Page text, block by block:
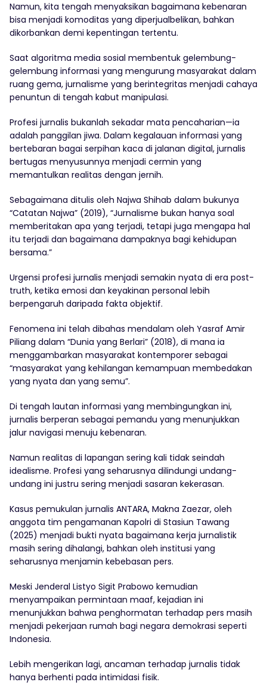
Namun, kita tengah menyaksikan bagaimana kebenaran
bisa menjadi komoditas yang diperjualbelikan, bahkan
dikorbankan demi kepentingan tertentu.
Saat algoritma media sosial membentuk gelembung-
gelembung informasi yang mengurung masyarakat dalam
ruang gema, jurnalisme yang berintegritas menjadi cahaya
penuntun di tengah kabut manipulasi.
Profesi jurnalis bukanlah sekadar mata pencaharian—ia
adalah panggilan jiwa. Dalam kegalauan informasi yang
bertebaran bagai serpihan kaca di jalanan digital, jurnalis
bertugas menyusunnya menjadi cermin yang
memantulkan realitas dengan jernih.
Sebagaimana ditulis oleh Najwa Shihab dalam bukunya
“Catatan Najwa” (2019), “Jurnalisme bukan hanya soal
memberitakan apa yang terjadi, tetapi juga mengapa hal
itu terjadi dan bagaimana dampaknya bagi kehidupan
bersama.”
Urgensi profesi jurnalis menjadi semakin nyata di era post-
truth, ketika emosi dan keyakinan personal lebih
berpengaruh daripada fakta objektif.
Fenomena ini telah dibahas mendalam oleh Yasraf Amir
Piliang dalam “Dunia yang Berlari” (2018), di mana ia
menggambarkan masyarakat kontemporer sebagai
“masyarakat yang kehilangan kemampuan membedakan
yang nyata dan yang semu”.
Di tengah lautan informasi yang membingungkan ini,
jurnalis berperan sebagai pemandu yang menunjukkan
jalur navigasi menuju kebenaran.
Namun realitas di lapangan sering kali tidak seindah
idealisme. Profesi yang seharusnya dilindungi undang-
undang ini justru sering menjadi sasaran kekerasan.
Kasus pemukulan jurnalis ANTARA, Makna Zaezar, oleh
anggota tim pengamanan Kapolri di Stasiun Tawang
(2025) menjadi bukti nyata bagaimana kerja jurnalistik
masih sering dihalangi, bahkan oleh institusi yang
seharusnya menjamin kebebasan pers.
Meski Jenderal Listyo Sigit Prabowo kemudian
menyampaikan permintaan maaf, kejadian ini
menunjukkan bahwa penghormatan terhadap pers masih
menjadi pekerjaan rumah bagi negara demokrasi seperti
Indonesia.
Lebih mengerikan lagi, ancaman terhadap jurnalis tidak
hanya berhenti pada intimidasi fisik.